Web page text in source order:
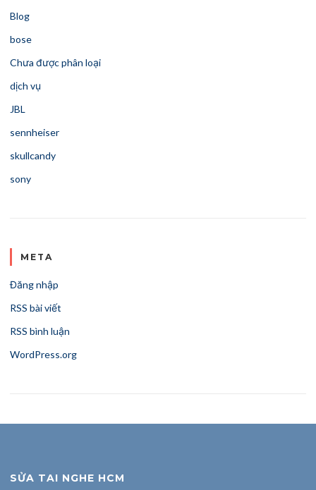
Blog
bose
Chưa được phân loại
dịch vụ
JBL
sennheiser
skullcandy
sony
META
Đăng nhập
RSS bài viết
RSS bình luận
WordPress.org
SỬA TAI NGHE HCM